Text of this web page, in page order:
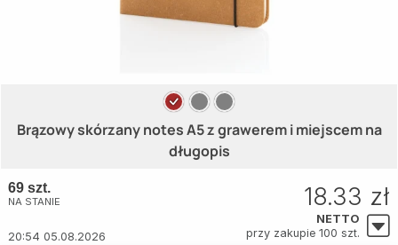
Brązowy skórzany notes A5 z grawerem i miejscem na
długopis
69 szt.
NA STANIE
20:54 05.08.2026
18.33 zł
NETTO
przy zakupie 100 szt.